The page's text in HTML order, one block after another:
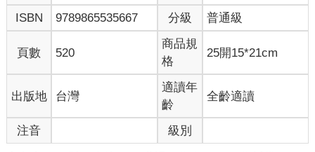
ISBN
9789865535667 分級 普通級
頁數 520
商品規
格
25開15*21cm
出版地 台灣
適讀年
齡
全齡適讀
注音 級別